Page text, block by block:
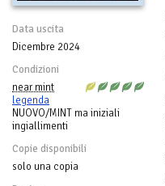
Data uscita
Dicembre 2024
Condizioni
near mint
legenda
NUOVO/MINT ma iniziali
ingiallimenti
Copie disponibili
solo una copia